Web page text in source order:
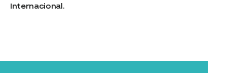
Internacional.